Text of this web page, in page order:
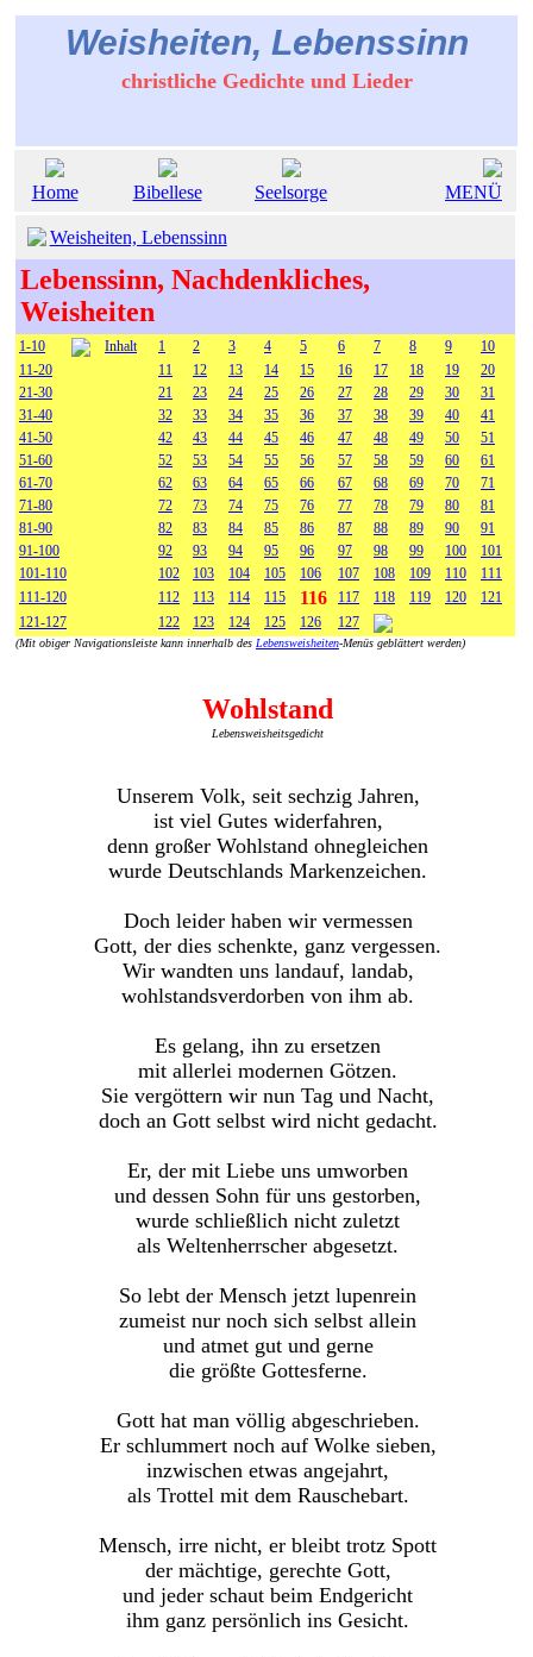
Weisheiten, Lebenssinn
christliche Gedichte und Lieder
Home Bibellese Seelsorge MENÜ
Weisheiten, Lebenssinn
Lebenssinn, Nachdenkliches,
Weisheiten
1-10 Inhalt 1 2 3 4 5 6 7 8 9
10
11-20
11 12 13 14 15 16 17 18 19
20
21-30
21 23 24 25 26 27 28 29 30
31
31-40
32 33 34 35 36 37 38 39 40
41
41-50
42 43 44 45 46 47 48 49 50
51
51-60
52 53 54 55 56 57 58 59 60
61
61-70
62 63 64 65 66 67 68 69 70
71
71-80
72 73 74 75 76 77 78 79 80
81
81-90
82 83 84 85 86 87 88 89 90
91
91-100
92 93 94 95 96 97 98 99 100
101
101-110
102 103 104 105 106 107 108 109 110
111
111-120
112 113 114 115 116 117 118 119 120
121
121-127
122 123 124 125 126 127
(Mit obiger Navigationsleiste kann innerhalb des Lebensweisheiten-Menüs geblättert werden)
Wohlstand
Lebensweisheitsgedicht
Unserem Volk, seit sechzig Jahren,
ist viel Gutes widerfahren,
denn großer Wohlstand ohnegleichen
wurde Deutschlands Markenzeichen.
Doch leider haben wir vermessen
Gott, der dies schenkte, ganz vergessen.
Wir wandten uns landauf, landab,
wohlstandsverdorben von ihm ab.
Es gelang, ihn zu ersetzen
mit allerlei modernen Götzen.
Sie vergöttern wir nun Tag und Nacht,
doch an Gott selbst wird nicht gedacht.
Er, der mit Liebe uns umworben
und dessen Sohn für uns gestorben,
wurde schließlich nicht zuletzt
als Weltenherrscher abgesetzt.
So lebt der Mensch jetzt lupenrein
zumeist nur noch sich selbst allein
und atmet gut und gerne
die größte Gottesferne.
Gott hat man völlig abgeschrieben.
Er schlummert noch auf Wolke sieben,
inzwischen etwas angejahrt,
als Trottel mit dem Rauschebart.
Mensch, irre nicht, er bleibt trotz Spott
der mächtige, gerechte Gott,
und jeder schaut beim Endgericht
ihm ganz persönlich ins Gesicht.